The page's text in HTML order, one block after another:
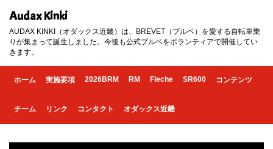
Audax Kinki
AUDAX KINKI（オダックス近畿）は、BREVET（ブルベ）を愛する自転車乗
りが集まって誕生しました。今後も公式ブルベをボランティアで開催してい
きます。
ホーム 実施要項 2026BRM RM Fleche SR600 コンテンツ
チーム リンク コンタクト オダックス近畿